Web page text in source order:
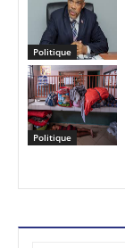
Politique
Politique